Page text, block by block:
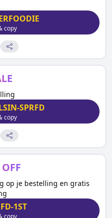
copy
SPRFD
copy
OFF
op je bestelling en gratis
1ST
copy